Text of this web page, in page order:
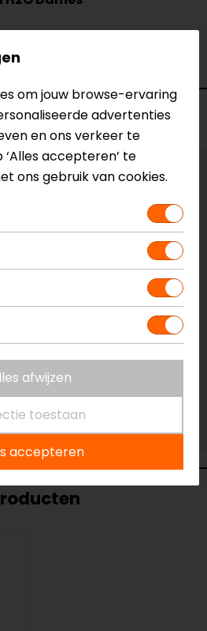
Niet op voorraad
Niet op voorraad
Niet op voorraad
Niet op voorraad
om jouw browse-ervaring
advertenties
en ons verkeer te
accepteren’ te
ons gebruik van cookies.
afwijzen
toestaan
accepteren